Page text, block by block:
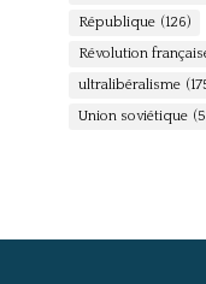
République (126)
Révolution
ultralibéralisme
Union soviétique